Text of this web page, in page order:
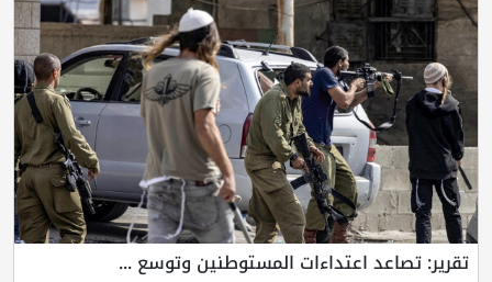
تقرير: تصاعد اعتداءات المستوطنين وتوسع ...